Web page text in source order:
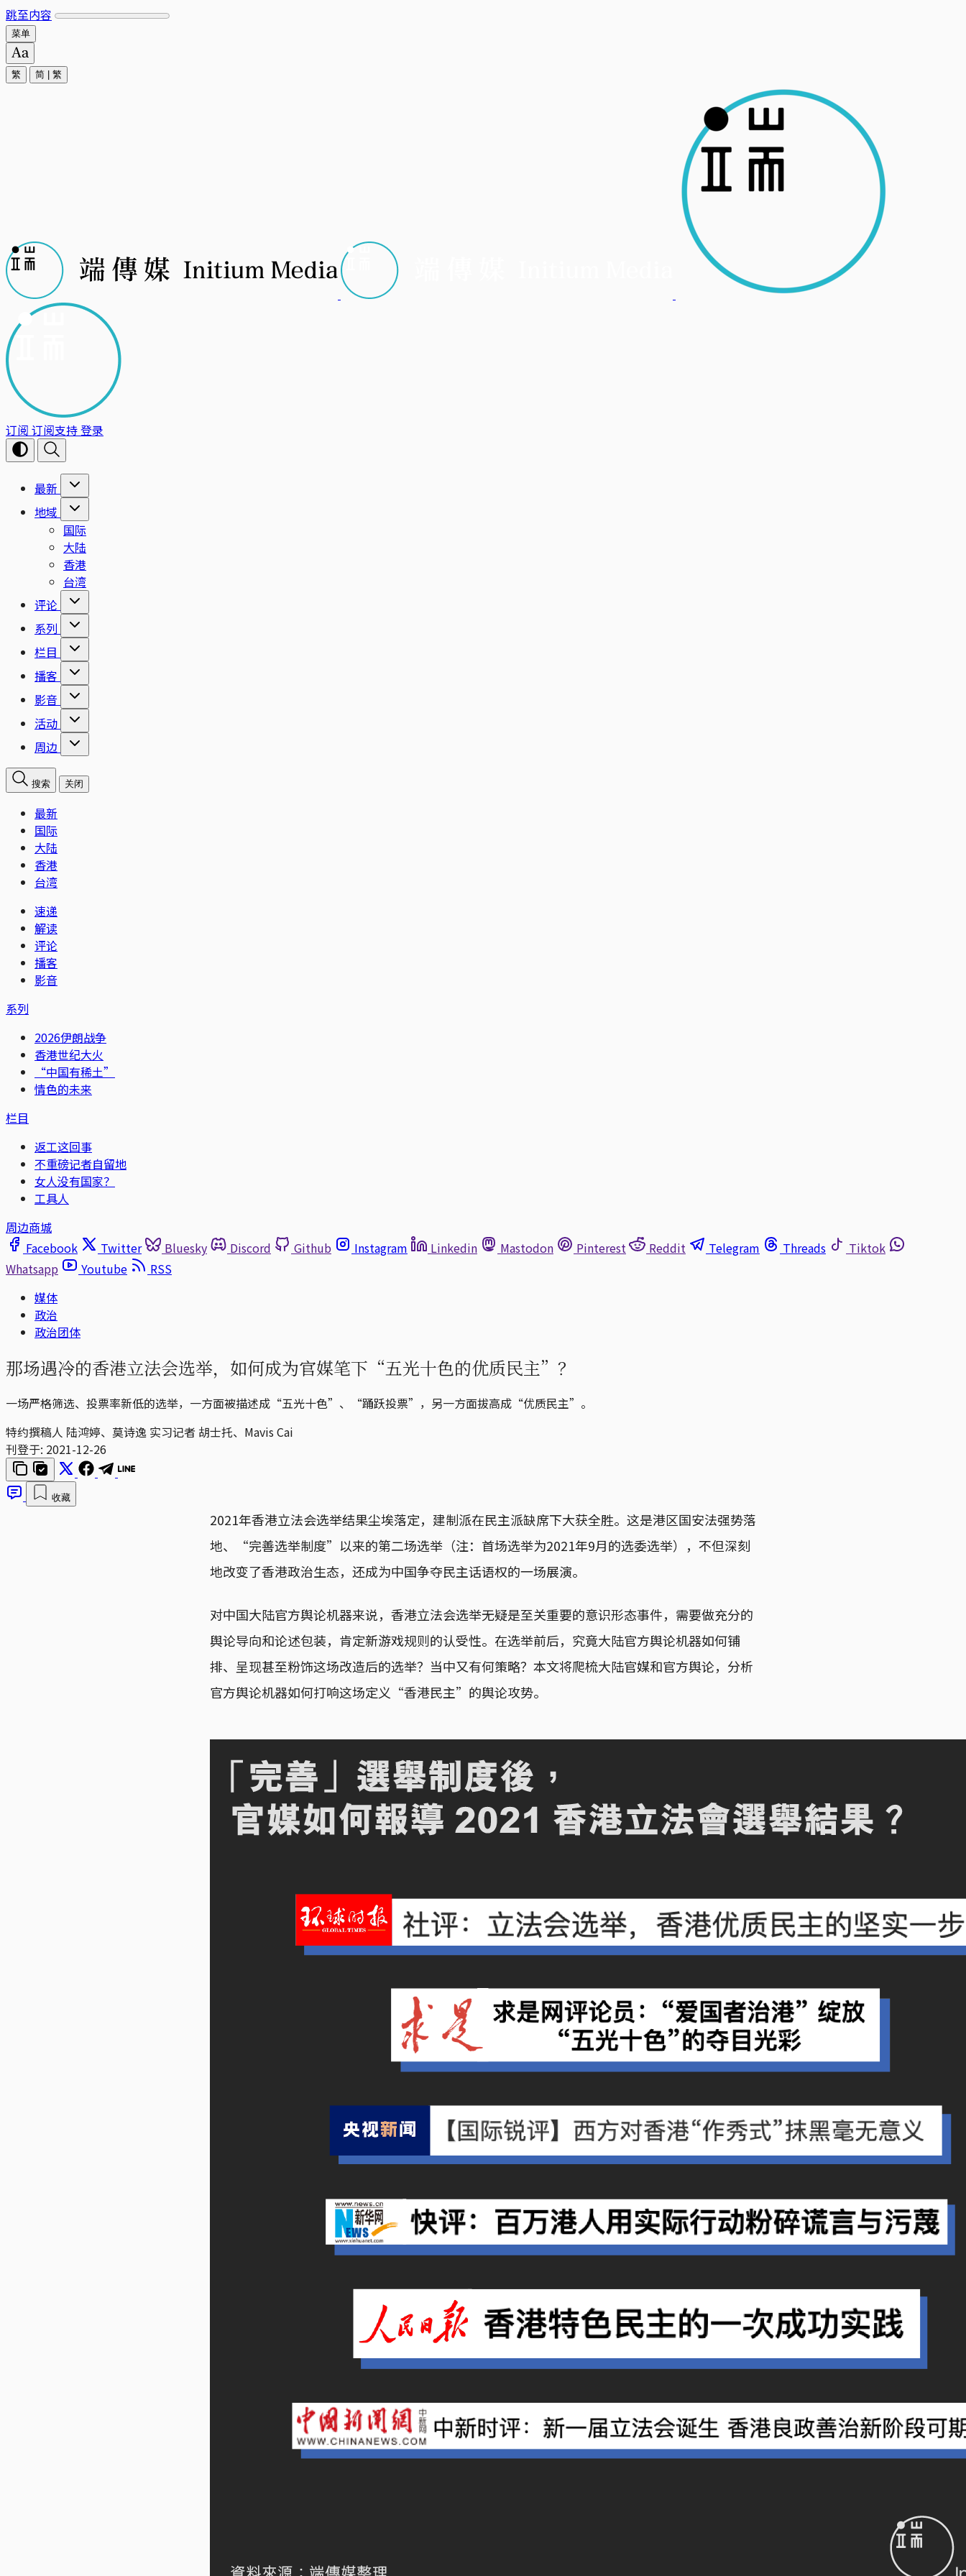
跳至内容
菜单
繁 简 繁
订阅 订阅支持登录
最新
地域
国际
大陆
香港
台湾
评论
系列
栏目
播客
影音
活动
周边
搜索 关闭
最新
国际
大陆
香港
台湾
速递
解读
评论
播客
影音
系列
2026伊朗战争
香港世纪大火
“中国有稀土”
情色的未来
栏目
返工这回事
不重磅记者自留地
女人没有国家？
工具人
周边商城
Facebook
Twitter Bluesky Discord Github Instagram Linkedin Mastodon Pinterest Reddit Telegram Threads
Tiktok
Whatsapp
Youtube
RSS
媒体
政治
政治团体
那场遇冷的香港立法会选举，如何成为官媒笔下“五光十色的优质民主”？
一场严格筛选、投票率新低的选举，一方面被描述成“五光十色”、“踊跃投票”，另一方面拔高成“优质民主”。
特约撰稿人 陆鸿婷、莫诗逸 实习记者 胡士托、Mavis Cai
刊登于: 2021-12-26
收藏
2021年香港立法会选举结果尘埃落定，建制派在民主派缺席下大获全胜。这是港区国安法强势落
地、“完善选举制度”以来的第二场选举（注：首场选举为2021年9月的选委选举），不但深刻
地改变了香港政治生态，还成为中国争夺民主话语权的一场展演。
对中国大陆官方舆论机器来说，香港立法会选举无疑是至关重要的意识形态事件，需要做充分的
舆论导向和论述包装，肯定新游戏规则的认受性。在选举前后，究竟大陆官方舆论机器如何铺
排、呈现甚至粉饰这场改造后的选举？当中又有何策略？本文将爬梳大陆官媒和官方舆论，分析
官方舆论机器如何打响这场定义“香港民主”的舆论攻势。